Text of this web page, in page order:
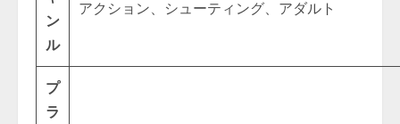
ン
ル
アクション、シューティング、アダルト
プ
ラ